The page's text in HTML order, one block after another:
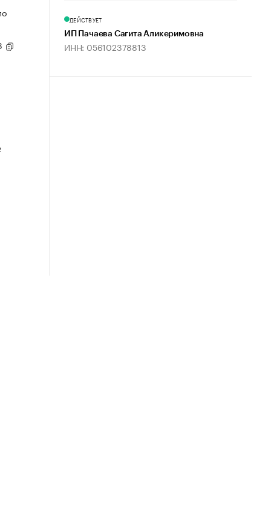
ДЕЙСТВУЕТ
ИП Пачаева Сагита Аликеримовна
ИНН: 056102378813